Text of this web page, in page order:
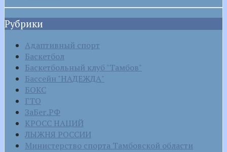
Рубрики
Адаптивный спорт
Баскетбол
Баскетбольный клуб "Тамбов"
Бассейн "НАДЕЖДА"
БОКС
ГТО
ЗаБег.РФ
КРОСС НАЦИЙ
ЛЫЖНЯ РОССИИ
Министерство спорта Тамбовской области